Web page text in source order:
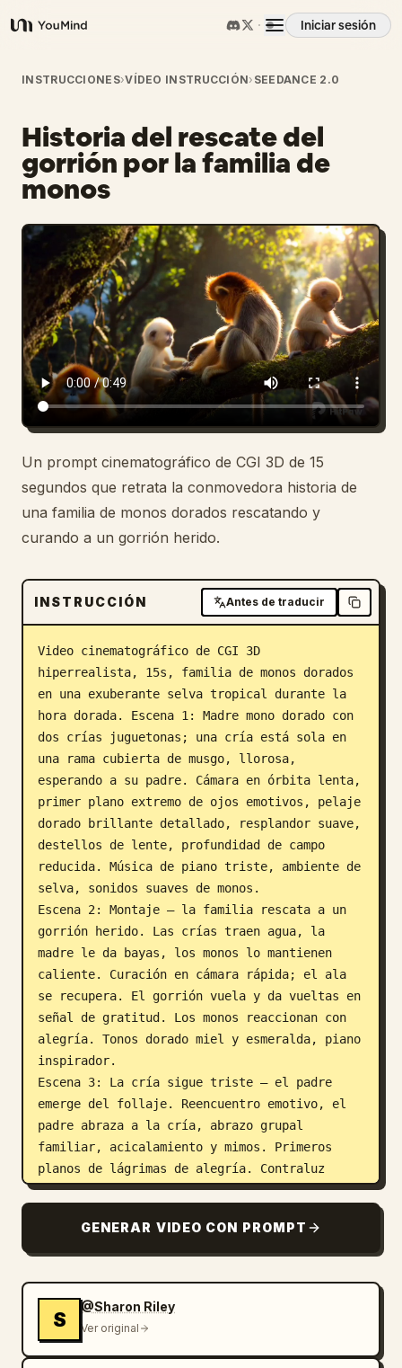
YouMind
Iniciar sesión
Resumen
Casos de uso
Habilidades
Prompts
Precios
Descargar
Blog
Actualizaciones
INSTRUCCIONES›VÍDEO INSTRUCCIÓN› SEEDANCE 2.0
Historia del rescate del
gorrión por la familia de
monos
Un prompt cinematográfico de CGI 3D de 15
segundos que retrata la conmovedora historia de
una familia de monos dorados rescatando y
curando a un gorrión herido.
INSTRUCCIÓN Antes de traducir
Video cinematográfico de CGI 3D
hiperrealista, 15s, familia de monos dorados
en una exuberante selva tropical durante la
hora dorada. Escena 1: Madre mono dorado con
dos crías juguetonas; una cría está sola en
una rama cubierta de musgo, llorosa,
esperando a su padre. Cámara en órbita lenta,
primer plano extremo de ojos emotivos, pelaje
dorado brillante detallado, resplandor suave,
destellos de lente, profundidad de campo
reducida. Música de piano triste, ambiente de
selva, sonidos suaves de monos.
Escena 2: Montaje — la familia rescata a un
gorrión herido. Las crías traen agua, la
madre le da bayas, los monos lo mantienen
caliente. Curación en cámara rápida; el ala
se recupera. El gorrión vuela y da vueltas en
señal de gratitud. Los monos reaccionan con
alegría. Tonos dorado miel y esmeralda, piano
inspirador.
Escena 3: La cría sigue triste — el padre
emerge del follaje. Reencuentro emotivo, el
padre abraza a la cría, abrazo grupal
familiar, acicalamiento y mimos. Primeros
planos de lágrimas de alegría. Contraluz
dorado, cámara en órbita lenta. El gorrión
creciente, vocalizaciones felices.
GENERAR VIDEO CON PROMPT
S
@Sharon Riley
Ver original